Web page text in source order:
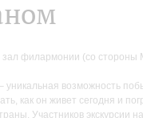
филармонии (со стороны
возможность
как он живет сегодня и
Участников экскурсии